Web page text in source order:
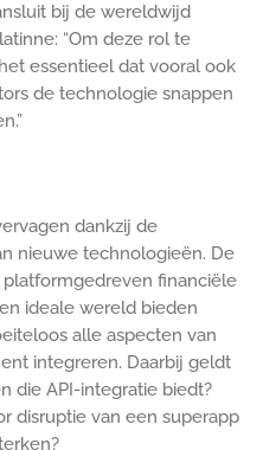
bij de wereldwijd
“Om deze rol te
essentieel dat vooral ook
de technologie snappen
dankzij de
nieuwe technologieën. De
financiële
ideale wereld bieden
alle aspecten van
integreren. Daarbij geldt
die API-integratie biedt?
disruptie van een superapp